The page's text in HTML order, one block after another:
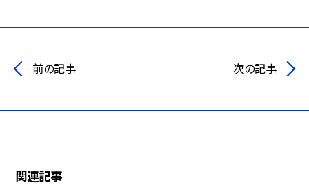
前の記事 次の記事
関連記事